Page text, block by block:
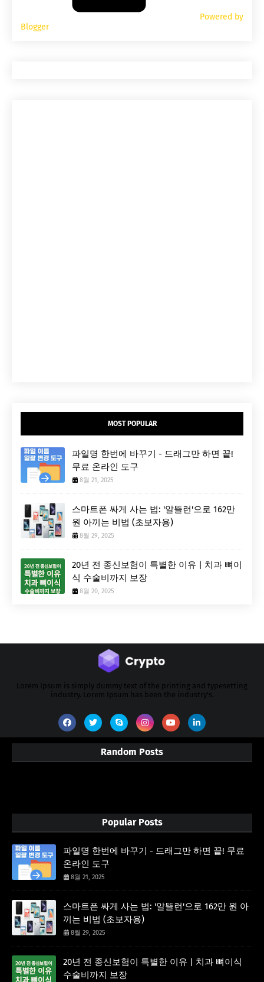
Powered by
Blogger
MOST POPULAR
파일명 한번에 바꾸기 - 드래그만 하면 끝!
무료 온라인 도구
8월 21, 2025
스마트폰 싸게 사는 법: '알뜰런'으로 162만
원 아끼는 비법 (초보자용)
8월 29, 2025
20년 전 종신보험이 특별한 이유 | 치과 뼈이
식 수술비까지 보장
8월 20, 2025
Lorem Ipsum is simply dummy text of the printing and typesetting
industry. Lorem Ipsum has been the industry's.
Random Posts
Popular Posts
파일명 한번에 바꾸기 - 드래그만 하면 끝! 무료
온라인 도구
8월 21, 2025
스마트폰 싸게 사는 법: '알뜰런'으로 162만 원 아
끼는 비법 (초보자용)
8월 29, 2025
20년 전 종신보험이 특별한 이유 | 치과 뼈이식
수술비까지 보장